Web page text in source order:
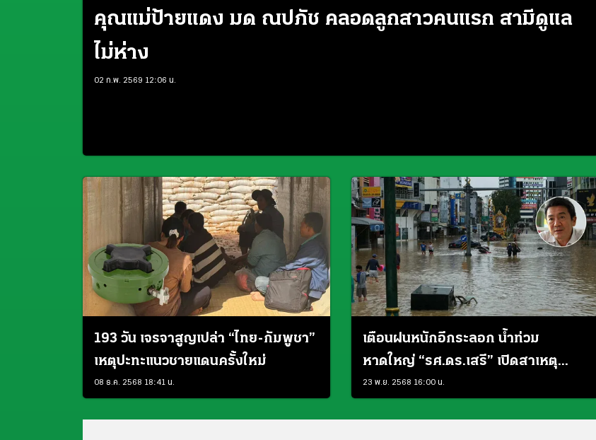
คุณแม่ป้ายแดง มด ณปภัช คลอดลูกสาวคนแรก สามีดูแล
ไม่ห่าง
02 ก.พ. 2569 12:06 น.
193 วัน เจรจาสูญเปล่า “ไทย-กัมพูชา”
เหตุปะทะแนวชายแดนครั้งใหม่
08 ธ.ค. 2568 18:41 น.
เตือนฝนหนักอีกระลอก น้ำท่วม
หาดใหญ่ “รศ.ดร.เสรี” เปิดสาเหตุ
จุดบอดประสิทธิภาพจัดการ
23 พ.ย. 2568 16:00 น.